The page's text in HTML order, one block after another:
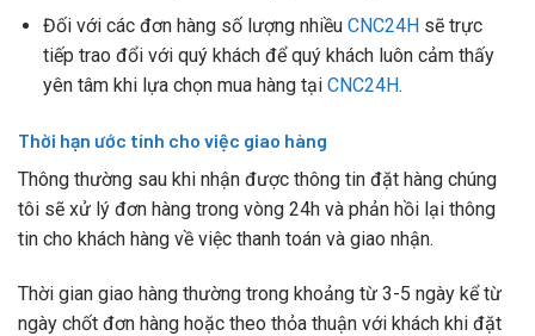
Đối với các đơn hàng số lượng nhiều CNC24H sẽ trực
tiếp trao đổi với quý khách để quý khách luôn cảm thấy
yên tâm khi lựa chọn mua hàng tại CNC24H.
Thời hạn ước tính cho việc giao hàng
Thông thường sau khi nhận được thông tin đặt hàng chúng
tôi sẽ xử lý đơn hàng trong vòng 24h và phản hồi lại thông
tin cho khách hàng về việc thanh toán và giao nhận.
Thời gian giao hàng thường trong khoảng từ 3-5 ngày kể từ
ngày chốt đơn hàng hoặc theo thỏa thuận với khách khi đặt